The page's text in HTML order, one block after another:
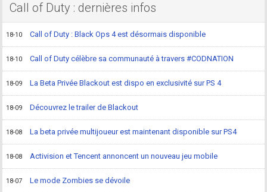
Call of Duty : dernières infos
18-10 Call of Duty : Black Ops 4 est désormais disponible
18-10 Call of Duty célèbre sa communauté à travers #CODNATION
18-09 La Beta Privée Blackout est dispo en exclusivité sur PS 4
18-09 Découvrez le trailer de Blackout
18-08 La beta privée multijoueur est maintenant disponible sur PS4
18-08 Activision et Tencent annoncent un nouveau jeu mobile
18-07 Le mode Zombies se dévoile